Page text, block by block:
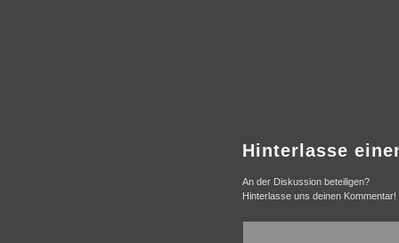
Hinterlasse
An der Diskussion beteiligen?
Hinterlasse uns deinen Kommentar!